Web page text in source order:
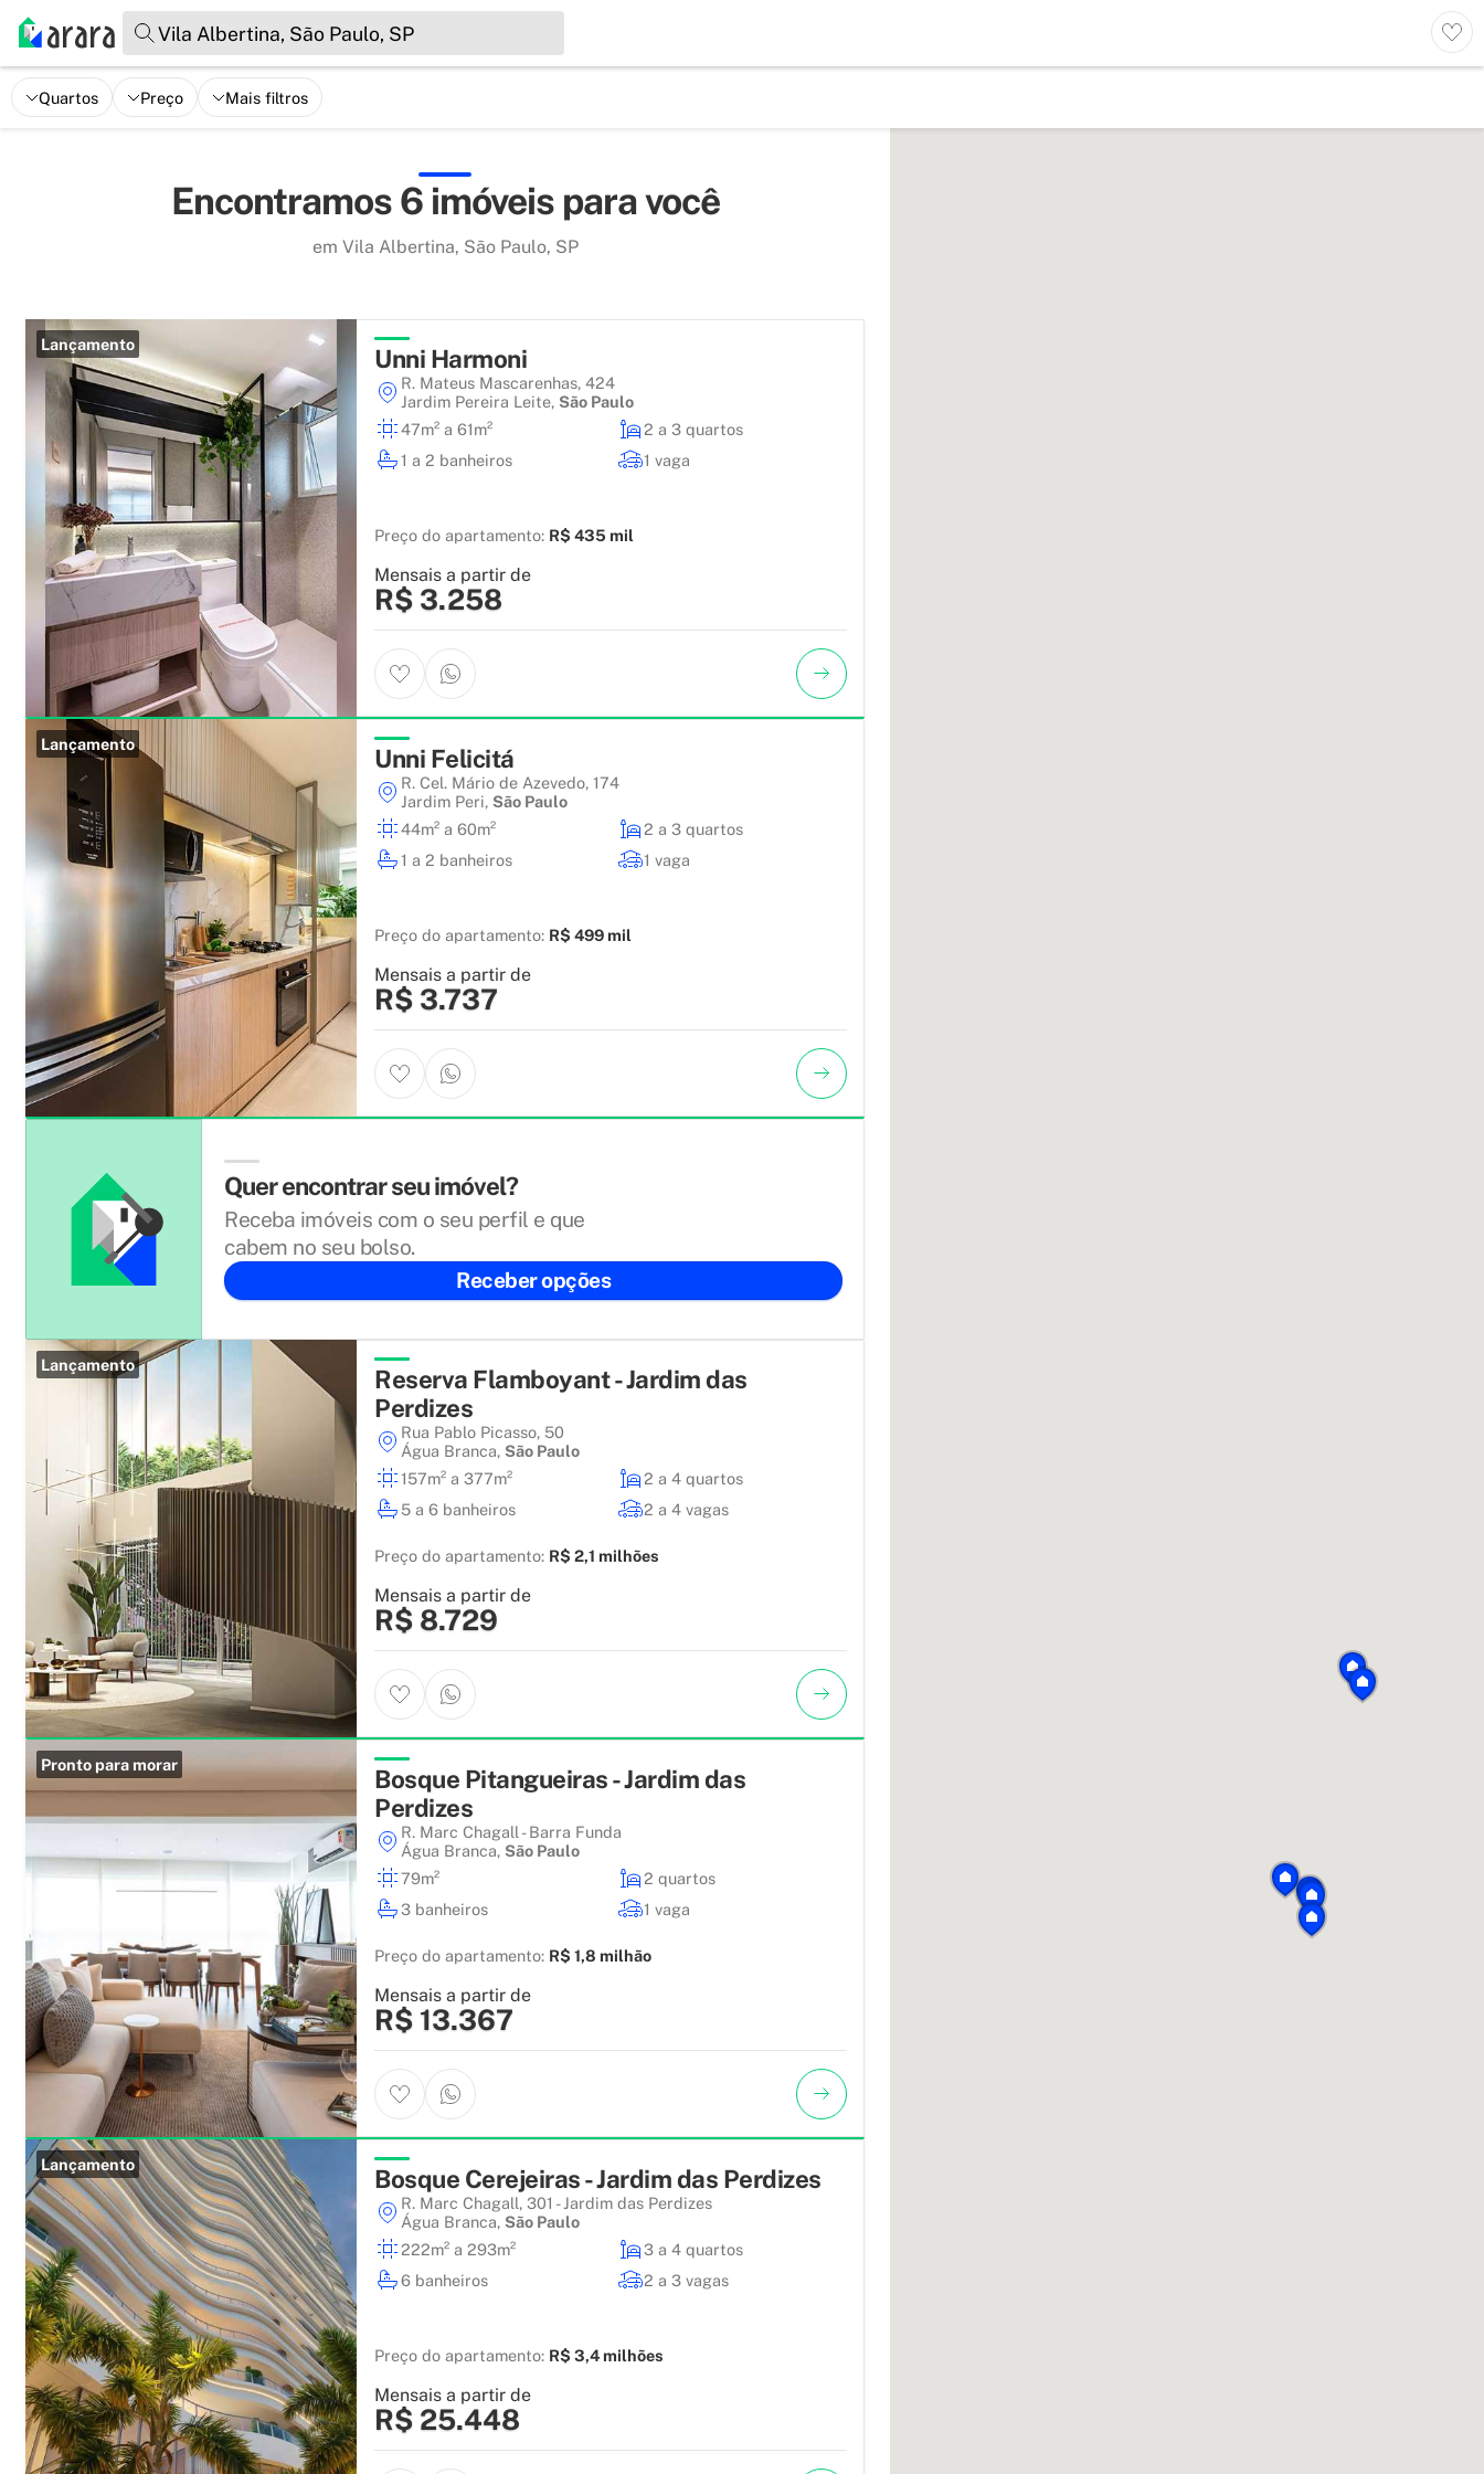
Vila Albertina, São Paulo, SP
Quartos Preço Mais filtros
Encontramos 6 imóveis para você
em Vila Albertina, São Paulo, SP
Lançamento
Unni Harmoni
R. Mateus Mascarenhas, 424
Jardim Pereira Leite, São Paulo
47m² a 61m²
2 a 3 quartos
1 a 2 banheiros
1 vaga
Preço do apartamento: R$ 435 mil
Mensais a partir de
R$ 3.258
Lançamento
Unni Felicitá
R. Cel. Mário de Azevedo, 174
Jardim Peri, São Paulo
44m² a 60m²
2 a 3 quartos
1 a 2 banheiros
1 vaga
Preço do apartamento: R$ 499 mil
Mensais a partir de
R$ 3.737
Quer encontrar seu imóvel?
Receba imóveis com o seu perfil e que
cabem no seu bolso.
Receber opções
Lançamento
Reserva Flamboyant - Jardim das
Perdizes
Rua Pablo Picasso, 50
Água Branca, São Paulo
157m² a 377m²
2 a 4 quartos
5 a 6 banheiros
2 a 4 vagas
Preço do apartamento: R$ 2,1 milhões
Mensais a partir de
R$ 8.729
Pronto para morar
Bosque Pitangueiras - Jardim das
Perdizes
R. Marc Chagall - Barra Funda
Água Branca, São Paulo
79m²
2 quartos
3 banheiros
1 vaga
Preço do apartamento: R$ 1,8 milhão
Mensais a partir de
R$ 13.367
Lançamento
Bosque Cerejeiras - Jardim das Perdizes
R. Marc Chagall, 301 - Jardim das Perdizes
Água Branca, São Paulo
222m² a 293m²
3 a 4 quartos
6 banheiros
2 a 3 vagas
Preço do apartamento: R$ 3,4 milhões
Mensais a partir de
R$ 25.448